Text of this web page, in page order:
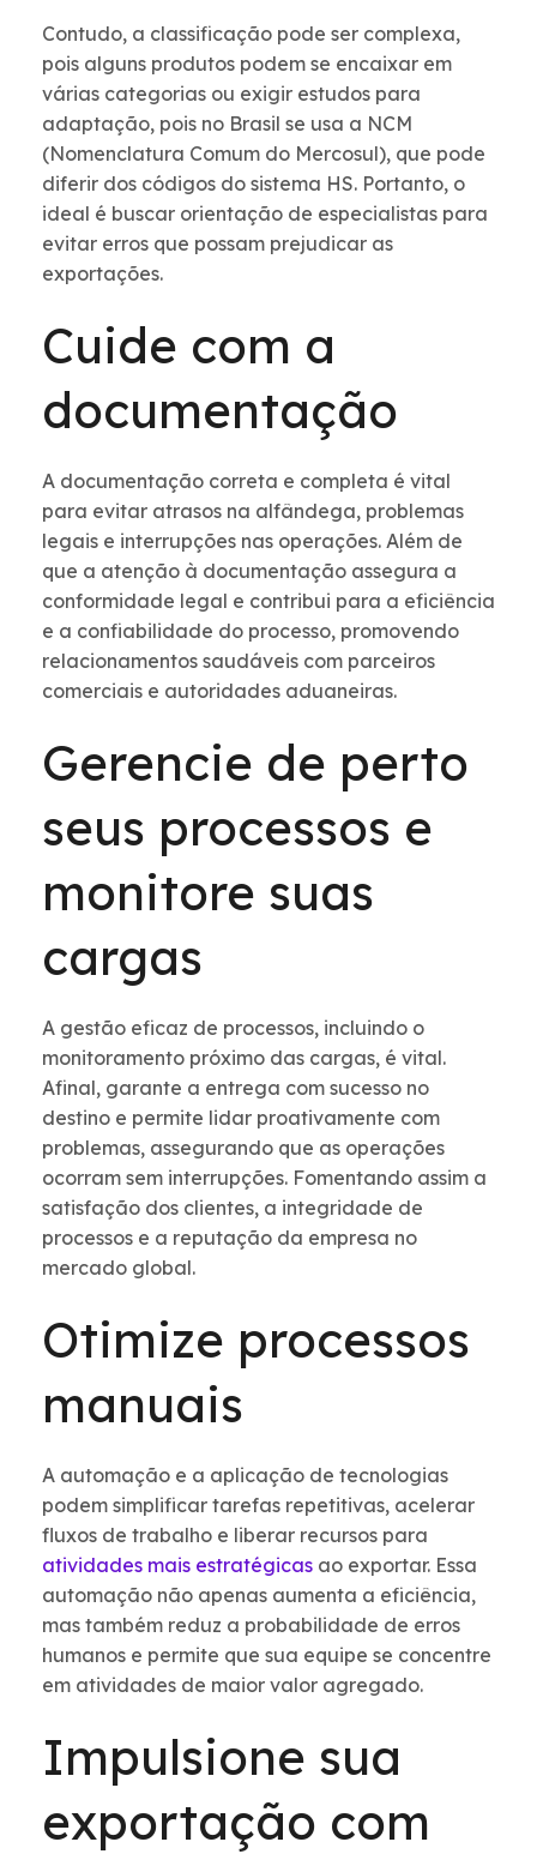
Contudo, a classificação pode ser complexa,
pois alguns produtos podem se encaixar em
várias categorias ou exigir estudos para
adaptação, pois no Brasil se usa a NCM
(Nomenclatura Comum do Mercosul), que pode
diferir dos códigos do sistema HS. Portanto, o
ideal é buscar orientação de especialistas para
evitar erros que possam prejudicar as
exportações.
Cuide com a
documentação
A documentação correta e completa é vital
para evitar atrasos na alfândega, problemas
legais e interrupções nas operações. Além de
que a atenção à documentação assegura a
conformidade legal e contribui para a eficiência
e a confiabilidade do processo, promovendo
relacionamentos saudáveis com parceiros
comerciais e autoridades aduaneiras.
Gerencie de perto
seus processos e
monitore suas
cargas
A gestão eficaz de processos, incluindo o
monitoramento próximo das cargas, é vital.
Afinal, garante a entrega com sucesso no
destino e permite lidar proativamente com
problemas, assegurando que as operações
ocorram sem interrupções. Fomentando assim a
satisfação dos clientes, a integridade de
processos e a reputação da empresa no
mercado global.
Otimize processos
manuais
A automação e a aplicação de tecnologias
podem simplificar tarefas repetitivas, acelerar
fluxos de trabalho e liberar recursos para
atividades mais estratégicas ao exportar. Essa
automação não apenas aumenta a eficiência,
mas também reduz a probabilidade de erros
humanos e permite que sua equipe se concentre
em atividades de maior valor agregado.
Impulsione sua
exportação com